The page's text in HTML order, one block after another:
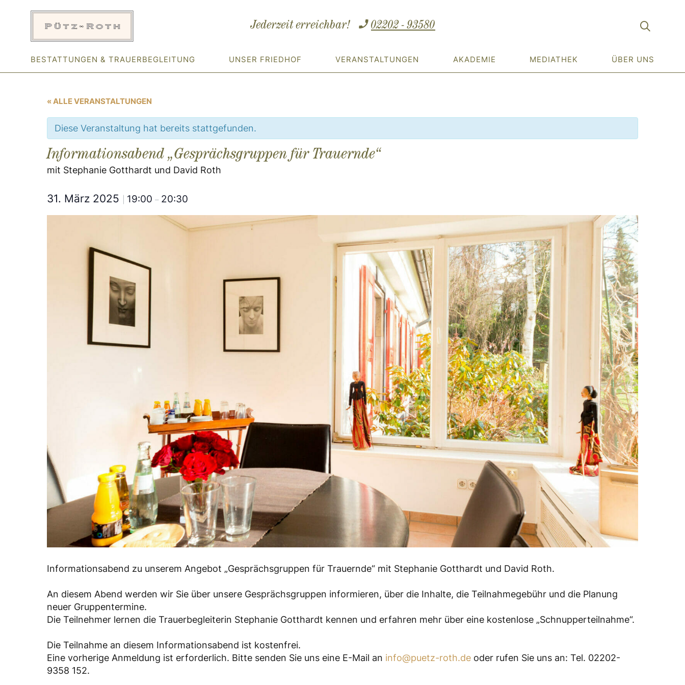
Jederzeit erreichbar! 02202 - 93580
BESTATTUNGEN & TRAUERBEGLEITUNG UNSER FRIEDHOF VERANSTALTUNGEN AKADEMIE MEDIATHEK ÜBER UNS
« ALLE VERANSTALTUNGEN
Diese Veranstaltung hat bereits stattgefunden.
Informationsabend „Gesprächsgruppen für Trauernde“
mit Stephanie Gotthardt und David Roth
31. März 2025 19:00 – 20:30
Informationsabend zu unserem Angebot „Gesprächsgruppen für Trauernde“ mit Stephanie Gotthardt und David Roth.
An diesem Abend werden wir Sie über unsere Gesprächsgruppen informieren, über die Inhalte, die Teilnahmegebühr und die Planung
neuer Gruppentermine.
Die Teilnehmer lernen die Trauerbegleiterin Stephanie Gotthardt kennen und erfahren mehr über eine kostenlose „Schnupperteilnahme“.
Die Teilnahme an diesem Informationsabend ist kostenfrei.
Eine vorherige Anmeldung ist erforderlich. Bitte senden Sie uns eine E-Mail an info@puetz-roth.de oder rufen Sie uns an: Tel. 02202-
9358 152.